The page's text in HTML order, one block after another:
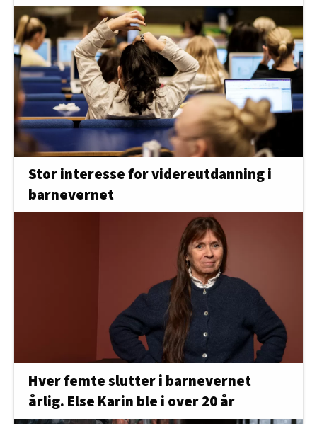
Stor interesse for videreutdanning i
barnevernet
Hver femte slutter i barnevernet
årlig. Else Karin ble i over 20 år